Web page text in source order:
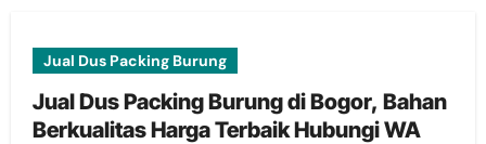
Jual Dus Packing Burung
Jual Dus Packing Burung di Bogor, Bahan
Berkualitas Harga Terbaik Hubungi WA